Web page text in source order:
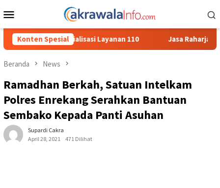
ke
Mobile
Konten Spesial
110 Jasa Raharja Serahkan Santunan kepada
Beranda News
Ramadhan Berkah, Satuan Intelkam
Polres Enrekang Serahkan Bantuan
Sembako Kepada Panti Asuhan
Supardi Cakra
April 28, 2021
471 Dilihat